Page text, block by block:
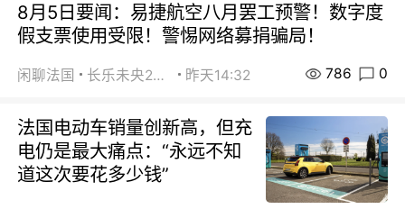
8月5日要闻：易捷航空八月罢工预警！数字度
假支票使用受限！警惕网络募捐骗局！
闲聊法国 长乐未央2015 昨天14:32 786 0
法国电动车销量创新高，但充
电仍是最大痛点：“永远不知
道这次要花多少钱”